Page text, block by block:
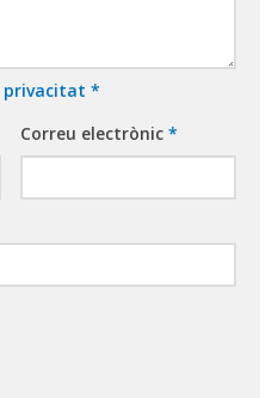
privacitat *
Correu electrònic *